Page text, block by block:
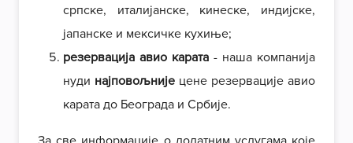
српске, италијанске, кинеске, индијске,
јапанске и мексичке кухиње;
резервација авио карата - наша компанија
нуди најповољније цене резервације авио
карата до Београда и Србије.